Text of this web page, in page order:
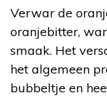
Verwar de
oranjebitter,
smaak. Het
het algemeen
bubbeltje en